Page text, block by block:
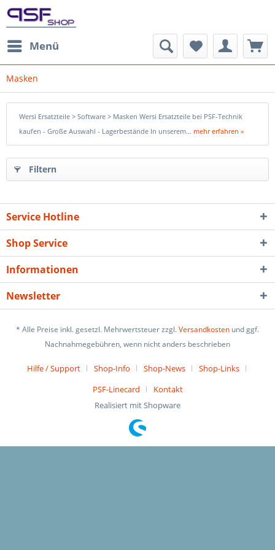
Menü
Masken
Wersi Ersatzteile > Software > Masken Wersi Ersatzteile bei PSF-Technik
kaufen - Große Auswahl - Lagerbestände In unserem... mehr erfahren »
Filtern
Service Hotline
Shop Service
Informationen
Newsletter
* Alle Preise inkl. gesetzl. Mehrwertsteuer zzgl.Versandkosten und ggf.
Nachnahmegebühren, wenn nicht anders beschrieben
Hilfe / Support Shop-Info Shop-News
Shop-Links
PSF-Linecard
Kontakt
Realisiert mit Shopware